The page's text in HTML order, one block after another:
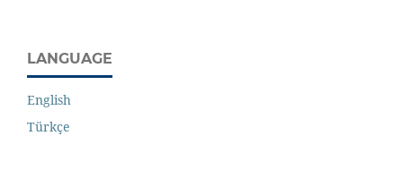
LANGUAGE
English
Türkçe